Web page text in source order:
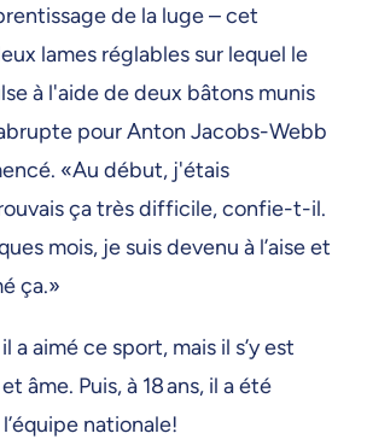
de la luge – cet
lames réglables sur lequel le
à l'aide de deux bâtons munis
pour Anton Jacobs-Webb
«Au début, j'étais
ça très difficile, confie-t-il.
mois, je suis devenu à l’aise et
ça.»
a aimé ce sport, mais il s’y est
âme. Puis, à 18 ans, il a été
nationale!